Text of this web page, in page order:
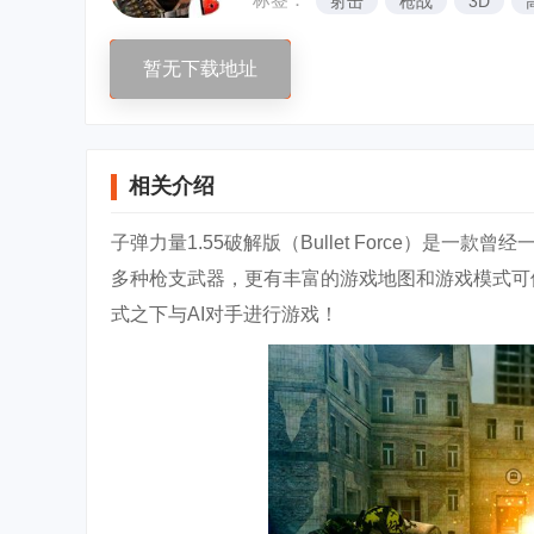
暂无下载地址
相关介绍
子弹力量1.55破解版（Bullet Force）是一款曾经
多种枪支武器，更有丰富的游戏地图和游戏模式
式之下与AI对手进行游戏！